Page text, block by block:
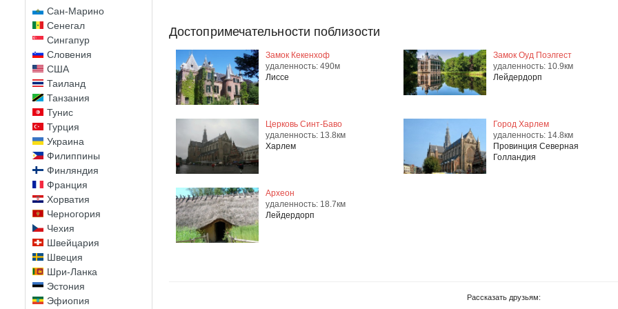
Сан-Марино
Сенегал
Сингапур
Словения
США
Таиланд
Танзания
Тунис
Турция
Украина
Филиппины
Финляндия
Франция
Хорватия
Черногория
Чехия
Швейцария
Швеция
Шри-Ланка
Эстония
Эфиопия
Достопримечательности поблизости
Замок Кекенхоф
удаленность: 490м
Лиссе
Замок Оуд Поэлгест
удаленность: 10.9км
Лейдердорп
Церковь Синт-Баво
удаленность: 13.8км
Харлем
Город Харлем
удаленность: 14.8км
Провинция Северная
Голландия
Археон
удаленность: 18.7км
Лейдердорп
Рассказать друзьям: